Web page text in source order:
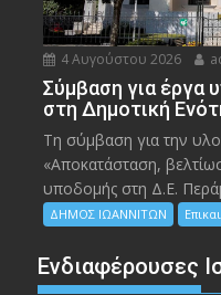
4 Αυγούστου 2026
Σύμβαση για έργα
στη Δημοτική
Τη σύμβαση για την
«Αποκατάσταση,
υποδομής στη Δ.Ε.
ΔΗΜΟΣ ΙΩΑΝΝΙΤΩΝ
Ενδιαφέρουσες